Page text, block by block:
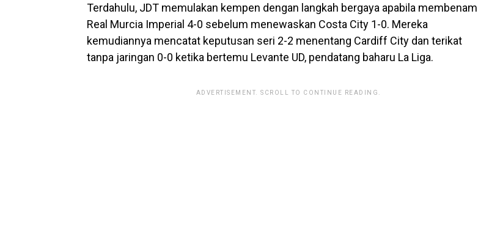
Terdahulu, JDT memulakan kempen dengan langkah bergaya apabila membenam
Real Murcia Imperial 4-0 sebelum menewaskan Costa City 1-0. Mereka
kemudiannya mencatat keputusan seri 2-2 menentang Cardiff City dan terikat
tanpa jaringan 0-0 ketika bertemu Levante UD, pendatang baharu La Liga.
ADVERTISEMENT. SCROLL TO CONTINUE READING.